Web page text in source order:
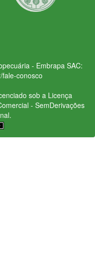
- Embrapa SAC:
conosco
sob a Licença
- SemDerivações